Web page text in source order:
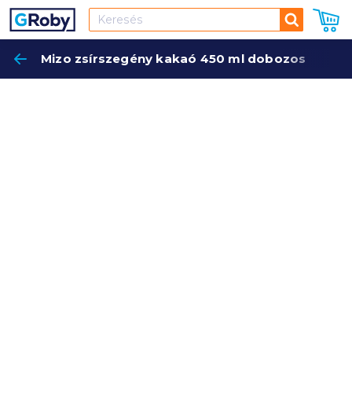
Keresés
Mizo zsírszegény kakaó 450 ml dobozos